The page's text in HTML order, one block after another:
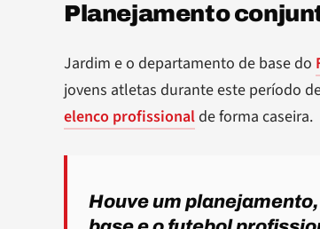
Planejamento
Jardim e o departamento de base do
jovens atletas durante este período
elenco profissional de forma caseira.
Houve um